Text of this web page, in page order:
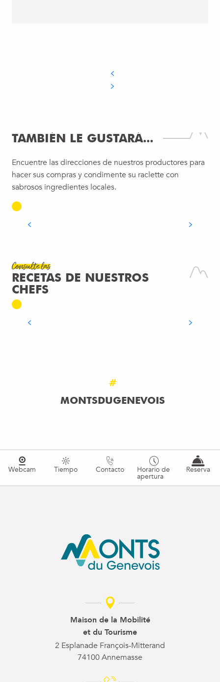
TAMBIÉN LE GUSTARÁ...
Encuentre las direcciones de nuestros productores para
hacer sus compras y condimente su raclette con
sabrosos ingredientes locales.
El yogur de Corly se fabrica con leche
con más de veinte sabores de frutas (sin
colorantes ni conservantes). Su fabricación,
todavía...
Consulte las
RECETAS DE NUESTROS
CHEFS
Receta
CARPACCIO DE VIEIRAS CON MANGO
#
MONTSDUGENEVOIS
Webcam Tiempo Contacto Horario de
apertura
Reserva
Maison de la Mobilité
et du Tourisme
2 Esplanade François-Mitterand
74100 Annemasse